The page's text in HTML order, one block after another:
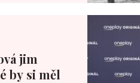
jim
by si měl